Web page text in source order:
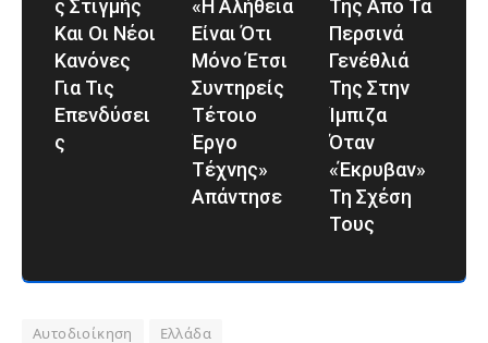
Σ Στιγμής
Και Οι Νέοι
Κανόνες
Για Τις
Επενδύσει
Σ
«Η Αλήθεια
Είναι Ότι
Μόνο Έτσι
Συντηρείς
Τέτοιο
Έργο
Τέχνης»
Απάντησε
Της Από Τα
Περσινά
Γενέθλιά
Της Στην
Ίμπιζα
Όταν
«έκρυβαν»
Τη Σχέση
Τους
Αυτοδιοίκηση Ελλάδα